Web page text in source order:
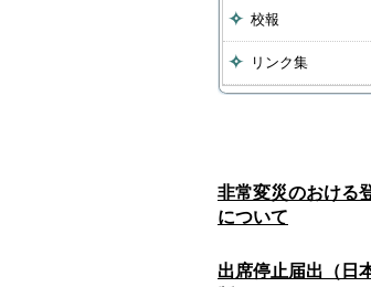
校報
リンク集
非常変災のおける
について
出席停止届出（日